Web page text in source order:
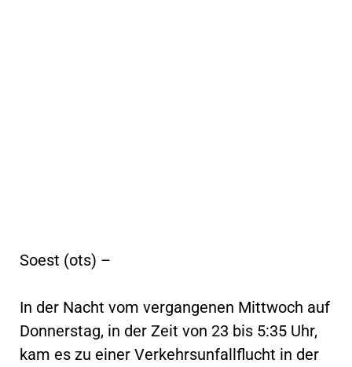
Soest (ots) –
In der Nacht vom vergangenen Mittwoch auf
Donnerstag, in der Zeit von 23 bis 5:35 Uhr,
kam es zu einer Verkehrsunfallflucht in der